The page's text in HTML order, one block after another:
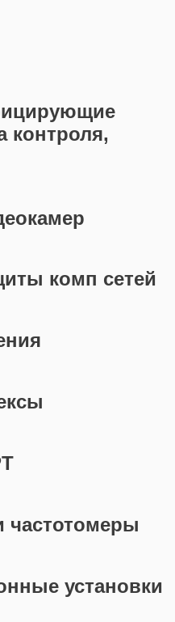
контроля,
комп сетей
частотомеры
установки